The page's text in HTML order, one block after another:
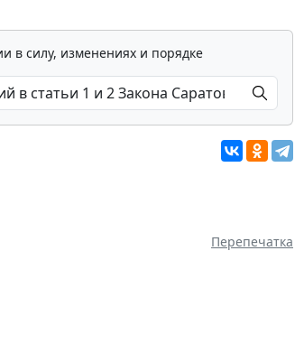
в силу, изменениях и порядке
Перепечатка